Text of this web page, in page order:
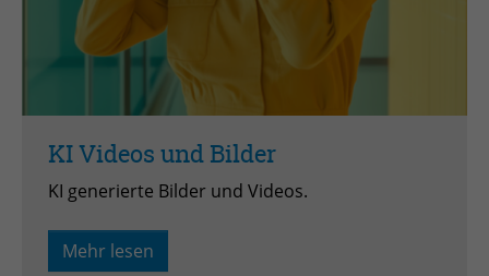
KI Videos und Bilder
KI generierte Bilder und Videos.
Mehr lesen